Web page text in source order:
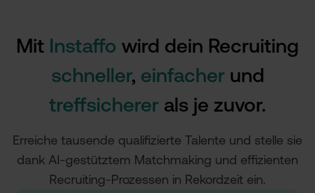
Mit Instaffo wird dein Recruiting
schneller, einfacher und
treffsicherer als je zuvor.
Erreiche tause nde qualifizierte Talente und stelle sie
dank AI-gestütztem Matchmaking und effizienten
Recruiting-Prozessen in Rekordzeit ein.